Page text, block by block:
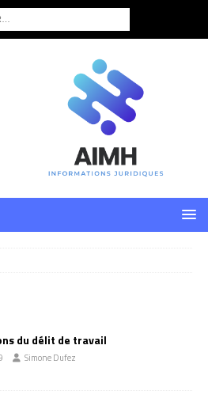
du délit de travail
Simone Dufez